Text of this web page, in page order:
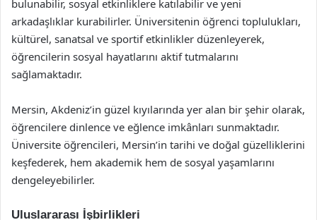
bulunabilir, sosyal etkinliklere katılabilir ve yeni
arkadaşlıklar kurabilirler. Üniversitenin öğrenci toplulukları,
kültürel, sanatsal ve sportif etkinlikler düzenleyerek,
öğrencilerin sosyal hayatlarını aktif tutmalarını
sağlamaktadır.
Mersin, Akdeniz’in güzel kıyılarında yer alan bir şehir olarak,
öğrencilere dinlence ve eğlence imkânları sunmaktadır.
Üniversite öğrencileri, Mersin’in tarihi ve doğal güzelliklerini
keşfederek, hem akademik hem de sosyal yaşamlarını
dengeleyebilirler.
Uluslararası İşbirlikleri